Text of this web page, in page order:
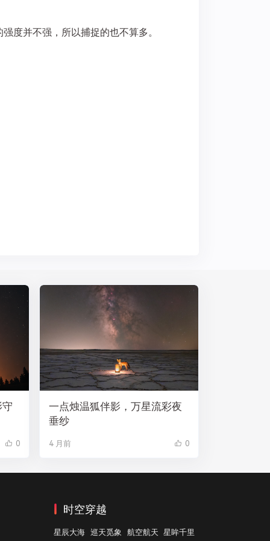
度并不强，所以捕捉的也不算多。
0
一点烛温狐伴影，万星流彩夜
垂纱
4 月前 0
时空穿越
星辰大海 巡天觅象 航空航天 星眸千里